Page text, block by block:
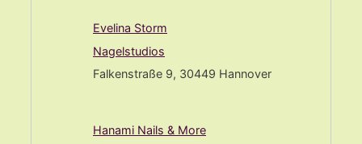
Evelina Storm
Nagelstudios
Falkenstraße 9, 30449 Hannover
Hanami Nails & More